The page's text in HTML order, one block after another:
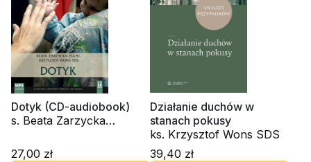
Dotyk (CD-audiobook)
s. Beata Zarzycka
Wons SDS
27,00 zł
Działanie duchów w
stanach pokusy
ks. Krzysztof Wons SDS
39,40 zł